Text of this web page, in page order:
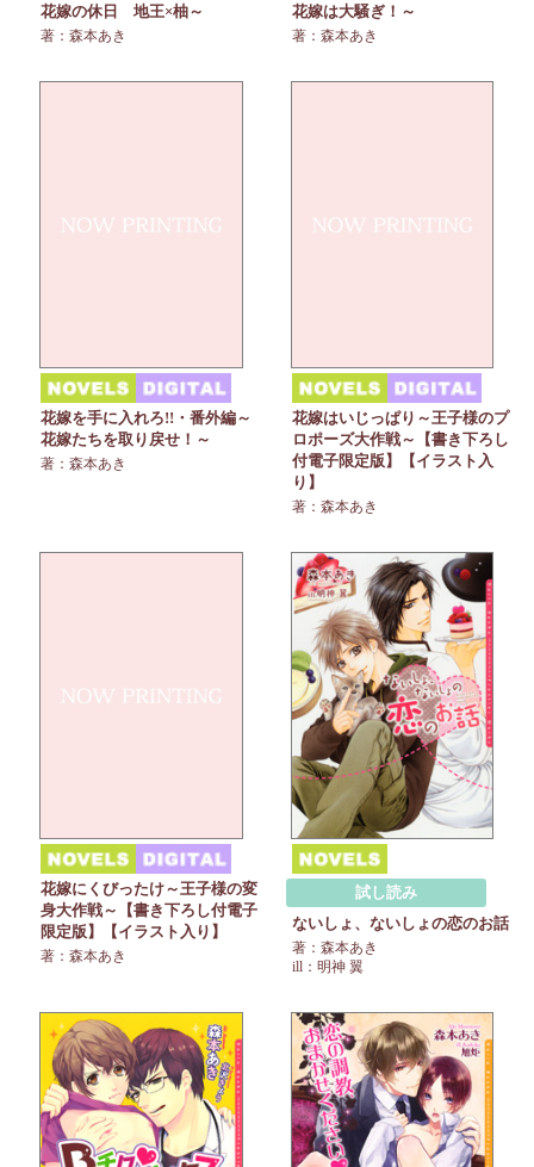
花嫁の休日 地王×柚～
著：森本あき
花嫁は大騒ぎ！～
著：森本あき
花嫁を手に入れろ!!・番外編～
花嫁たちを取り戻せ！～
著：森本あき
花嫁はいじっぱり～王子様のプ
ロポーズ大作戦～【書き下ろし
付電子限定版】【イラスト入
り】
著：森本あき
花嫁にくびったけ～王子様の変
身大作戦～【書き下ろし付電子
限定版】【イラスト入り】
著：森本あき
試し読み
ないしょ、ないしょの恋のお話
著：森本あき
ill：明神 翼